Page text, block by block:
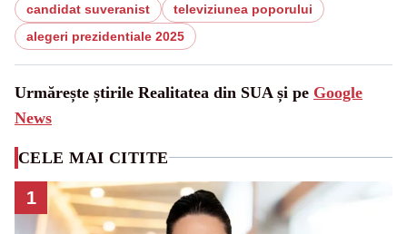
candidat suveranist
televiziunea poporului
alegeri prezidentiale 2025
Urmărește știrile Realitatea din SUA și pe Google
News
CELE MAI CITITE
1